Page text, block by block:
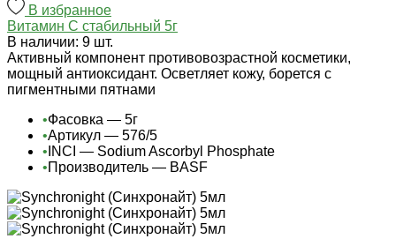
В избранное
Витамин С стабильный 5г
В наличии: 9 шт.
Активный компонент противовозрастной косметики,
мощный антиоксидант. Осветляет кожу, борется с
пигментными пятнами
•Фасовка — 5г
•Артикул — 576/5
• INCI — Sodium Ascorbyl Phosphate
•Производитель — BASF